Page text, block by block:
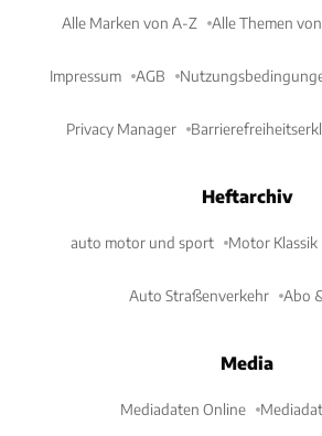
Alle Marken von A-Z Alle Themen
Impressum AGB
Privacy Manager
Heftarchiv
auto motor und sport Motor Klassik
Auto Straßenverkehr Abo
Media
Mediadaten Online